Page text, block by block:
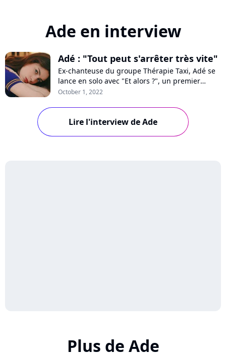
Ade en interview
Adé : "Tout peut s'arrêter très vite"
Ex-chanteuse du groupe Thérapie Taxi, Adé se
lance en solo avec "Et alors ?", un premier
disque pop-folk "version française et version
Rencontre avec une artiste bien dans ses
santiags.
October 1, 2022
Lire l'interview de Ade
Plus de Ade